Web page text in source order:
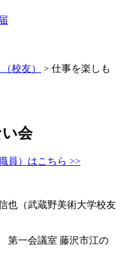
校友）
> 仕事を楽しも
会
員）はこちら >>
也（武蔵野美術大学校友
第一会議室 藤沢市江の